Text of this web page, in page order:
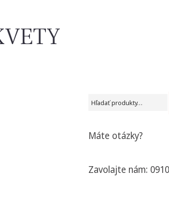
Máte otázky?
Zavolajte nám: